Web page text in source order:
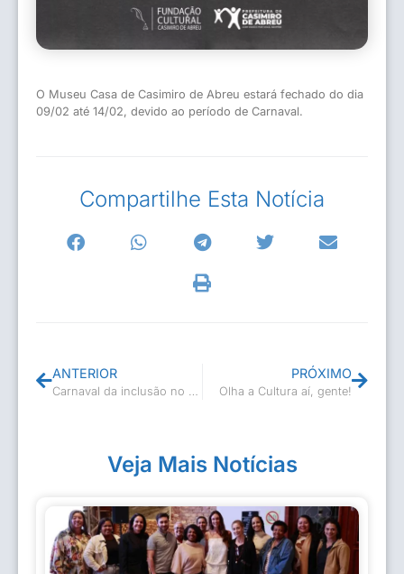
O Museu Casa de Casimiro de Abreu estará fechado do dia
09/02 até 14/02, devido ao período de Carnaval.
Compartilhe Esta Notícia
ANTERIOR PRÓXIMO
Olha a Cultura aí, gente!
Veja Mais Notícias